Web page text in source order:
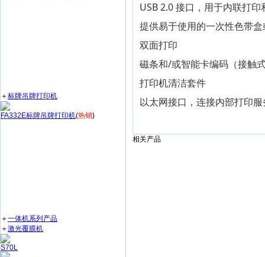
USB 2.0 接口，用于内联打印
提供易于使用的一次性色带
双面打印
磁条和/或智能卡编码（接触
打印机清洁套件
以太网接口，连接内部打印
相关产品
＋标牌吊牌打印机
FA332E标牌吊牌打印机(热销)
＋一体机系列产品
＋激光覆膜机
S70L